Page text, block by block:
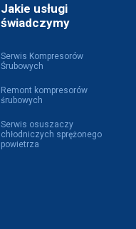
Jakie usługi
świadczymy
Serwis Kompresorów
Śrubowych
Remont kompresorów
śrubowych
Serwis osuszaczy
chłodniczych sprężonego
powietrza